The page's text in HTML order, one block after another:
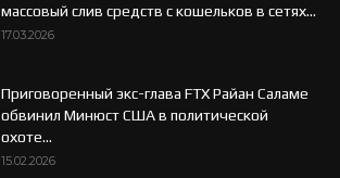
массовый слив средств с кошельков в сетях...
17.03.2026
Приговоренный экс-глава FTX Райан Саламе
обвинил Минюст США в политической
охоте...
15.02.2026